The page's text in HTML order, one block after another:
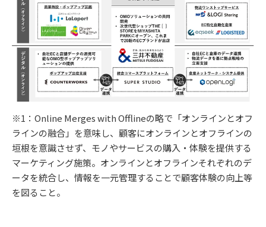
※1：Online Merges with Offlineの略で「オンラインとオフ
ラインの融合」を意味し、顧客にオンラインとオフラインの
垣根を意識させず、モノやサービスの購入・体験を提供する
マーケティング施策。オンラインとオフラインそれぞれのデ
ータを統合し、情報を一元管理することで顧客体験の向上等
を図ること。